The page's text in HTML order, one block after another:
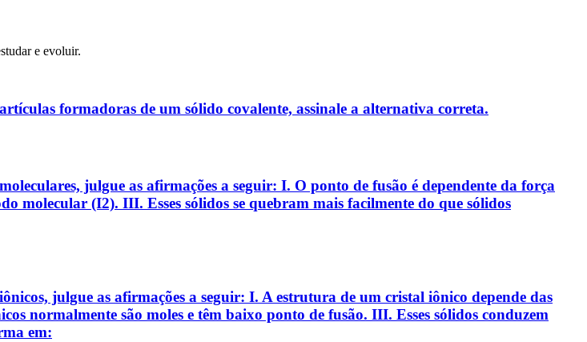
e evoluir.
formadoras de um sólido covalente, assinale a alternativa correta.
julgue as afirmações a seguir: I. O ponto de fusão é dependente da força
molecular (I2). III. Esses sólidos se quebram mais facilmente do que sólidos
julgue as afirmações a seguir: I. A estrutura de um cristal iônico depende das
normalmente são moles e têm baixo ponto de fusão. III. Esses sólidos conduzem
em: